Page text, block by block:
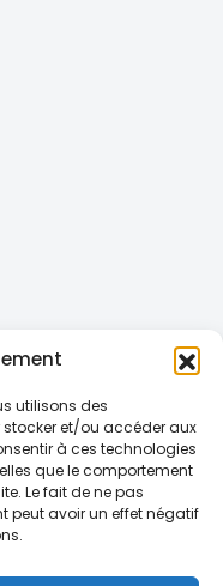
utilisons des
et/ou accéder aux
à ces technologies
que le comportement
Le fait de ne pas
peut avoir un effet négatif
confidentialité